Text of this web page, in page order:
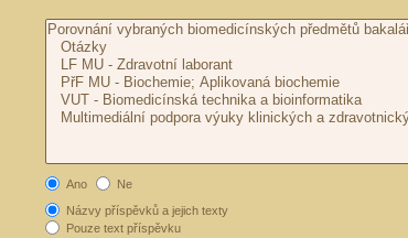
Ano
Ne
Názvy příspěvků a jejich texty
Pouze text příspěvku